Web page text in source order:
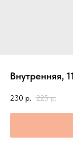
Внутренняя,
230 р. 225 р.